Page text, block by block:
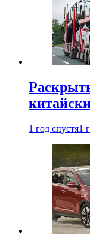
1 год спустя1